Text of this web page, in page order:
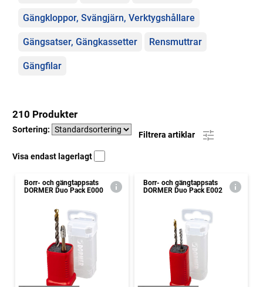
Gängkloppor, Svängjärn, Verktygshållare
Gängsatser, Gängkassetter Rensmuttrar
Gängfilar
210 Produkter
Sortering:
Filtrera artiklar
Visa endast lagerlagt
Borr- och gängtappsats
DORMER Duo Pack E000
Borr- och gängtappsats
DORMER Duo Pack E002